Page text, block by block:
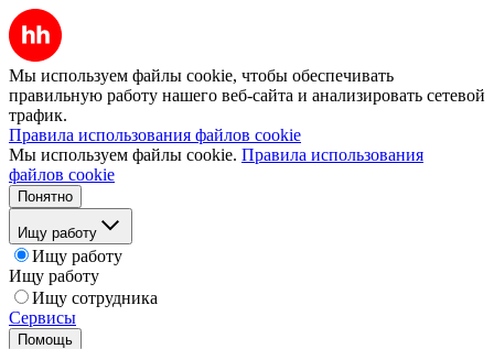
Мы используем файлы cookie, чтобы обеспечивать
правильную работу нашего веб-сайта и анализировать сетевой
трафик.
Правила использования файлов cookie
Мы используем файлы cookie. Правила использования
файлов cookie
Понятно
Ищу работу
Ищу работу
Ищу работу
Ищу сотрудника
Сервисы
Помощь